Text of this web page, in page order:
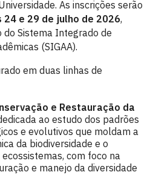
As inscrições serão
24 e 29 de julho de 2026,
Sistema Integrado de
(SIGAA).
em duas linhas de
e Restauração da
ao estudo dos padrões
e evolutivos que moldam a
da biodiversidade e o
com foco na
e manejo da diversidade